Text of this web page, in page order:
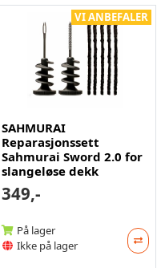
VI ANBEFALER
SAHMURAI
Reparasjonssett
Sahmurai Sword 2.0 for
slangeløse dekk
349,-
På lager
Ikke på lager